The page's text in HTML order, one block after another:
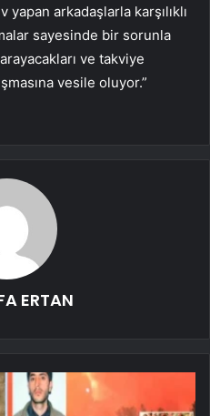
arkadaşlarla karşılıklı
sayesinde bir sorunla
ve takviye
vesile oluyor.”
ERTAN